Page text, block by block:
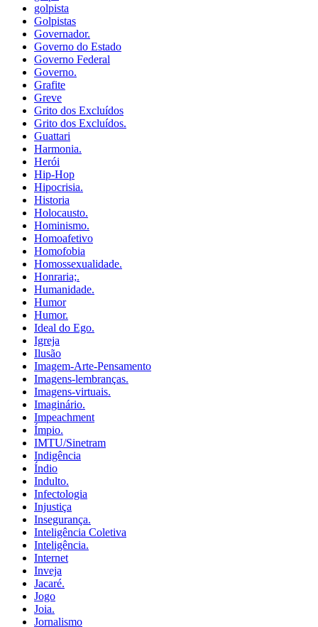
golpista
Golpistas
Governador.
Governo do Estado
Governo Federal
Governo.
Grafite
Greve
Grito dos Excluídos
Grito dos Excluídos.
Guattari
Harmonia.
Herói
Hip-Hop
Hipocrisia.
Historia
Holocausto.
Hominismo.
Homoafetivo
Homofobia
Homossexualidade.
Honraria;.
Humanidade.
Humor
Humor.
Ideal do Ego.
Igreja
Ilusão
Imagem-Arte-Pensamento
Imagens-lembranças.
Imagens-virtuais.
Imaginário.
Impeachment
Ímpio.
IMTU/Sinetram
Indigência
Índio
Indulto.
Infectologia
Injustiça
Insegurança.
Inteligência Coletiva
Inteligência.
Internet
Inveja
Jacaré.
Jogo
Joia.
Jornalismo